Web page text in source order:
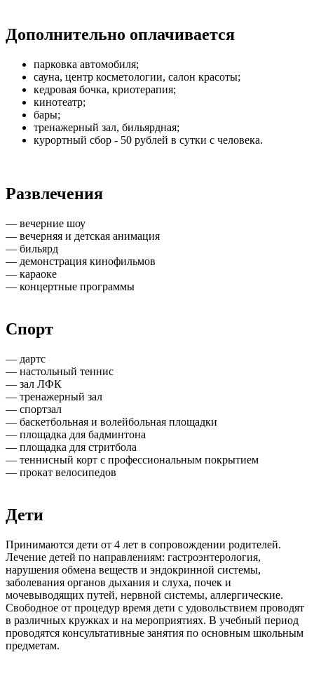
Дополнительно оплачивается
парковка автомобиля;
сауна, центр косметологии, салон красоты;
кедровая бочка, криотерапия;
кинотеатр;
бары;
тренажерный зал, бильярдная;
курортный сбор - 50 рублей в сутки с человека.
Развлечения
— вечерние шоу
— вечерняя и детская анимация
— бильярд
— демонстрация кинофильмов
— караоке
— концертные программы
Спорт
— дартс
— настольный теннис
— зал ЛФК
— тренажерный зал
— спортзал
— баскетбольная и волейбольная площадки
— площадка для бадминтона
— площадка для стритбола
— теннисный корт с профессиональным покрытием
— прокат велосипедов
Дети
Принимаются дети от 4 лет в сопровождении родителей.
Лечение детей по направлениям: гастроэнтерология,
нарушения обмена веществ и эндокринной системы,
заболевания органов дыхания и слуха, почек и
мочевыводящих путей, нервной системы, аллергические.
Свободное от процедур время дети с удовольствием проводят
в различных кружках и на мероприятиях. В учебный период
проводятся консультативные занятия по основным школьным
предметам.